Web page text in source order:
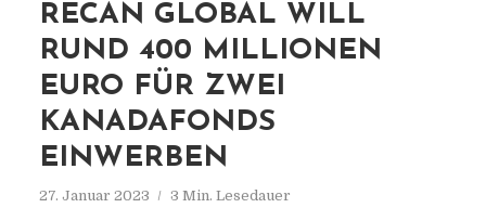
RECAN GLOBAL WILL
RUND 400 MILLIONEN
EURO FÜR ZWEI
KANADAFONDS
EINWERBEN
27. Januar 2023 3 Min. Lesedauer